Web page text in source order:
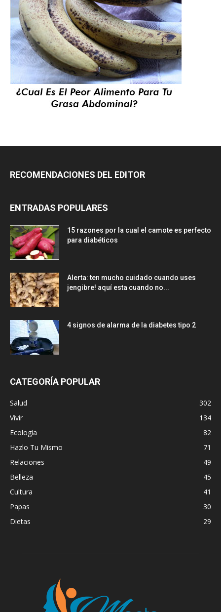
RECOMENDACIONES DEL EDITOR
ENTRADAS POPULARES
15 razones por la cual el camote es perfecto
para diabéticos
Alerta: ten mucho cuidado cuando uses
jengibre! aquí esta cuando no...
4 signos de alarma de la diabetes tipo 2
CATEGORÍA POPULAR
Salud
302
Vivir
134
Ecología
82
Hazlo Tu Mismo
71
Relaciones
49
Belleza
45
Cultura
41
Papas
30
Dietas
29